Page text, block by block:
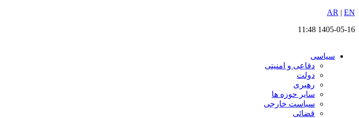
پرش
محتوا
AR | EN
1405-05-16 11:48
سیاسی
دفاعی و امنیتی
دولت
رهبری
سایر حوزه ها
سیاست خارجی
قضائی